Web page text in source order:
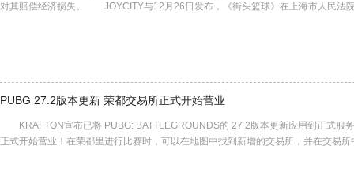
对其赔偿经济损失。 JOYCITY与12月26日发布，《街头篮球》在上海市人民法
PUBG 27.2版本更新 荣都交易所正式开始营业
KRAFTON宣布已将 PUBG: BATTLEGROUNDS的 27 2版本更新应用到正式
正式开始营业！在荣都里进行比赛时，可以在地图中找到新增的交易所，并在交易